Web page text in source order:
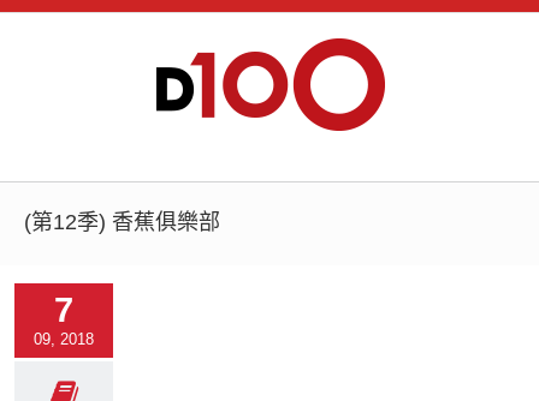
(第12季) 香蕉俱樂部
7
09, 2018